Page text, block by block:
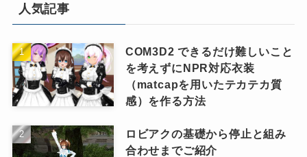
人気記事
COM3D2 できるだけ難しいこと
を考えずにNPR対応衣装
（matcapを用いたテカテカ質
感）を作る方法
ロビアクの基礎から停止と組み
合わせまでご紹介